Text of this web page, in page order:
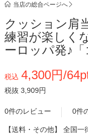
当店の総合ページへ
クッション肩
練習が楽しく
ーロッパ発♪「
税込 4,300円/
税抜 3,909円
0件のレビュー 0件
【送料・その他】 全国一